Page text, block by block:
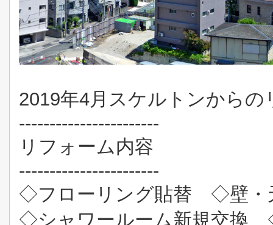
2019年4月スケルトンから
-----------------------
リフォーム内容
-----------------------
◇フローリング貼替 ◇壁・
◇シャワールーム新規交換